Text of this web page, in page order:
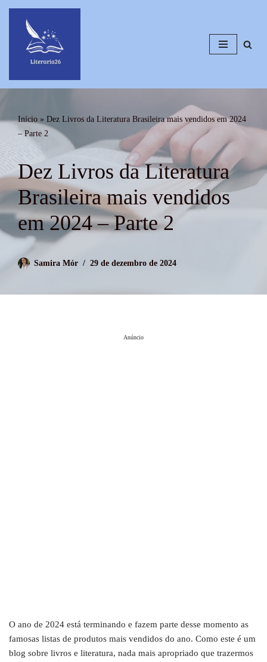
Pular
Início » Dez Livros da Literatura Brasileira mais vendidos em 2024
– Parte 2
Dez Livros da Literatura
Brasileira mais vendidos
em 2024 – Parte 2
Samira Mór 29 de dezembro de 2024
Anúncio
O ano de 2024 está terminando e fazem parte desse momento as
famosas listas de produtos mais vendidos do ano. Como este é um
blog sobre livros e literatura, nada mais apropriado que trazermos